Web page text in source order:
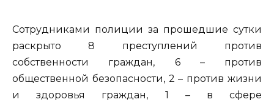
Сотрудниками полиции за прошедшие сутки
раскрыто 8 преступлений против
собственности граждан, 6 – против
общественной безопасности, 2 – против жизни
и здоровья граждан, 1 – в сфере